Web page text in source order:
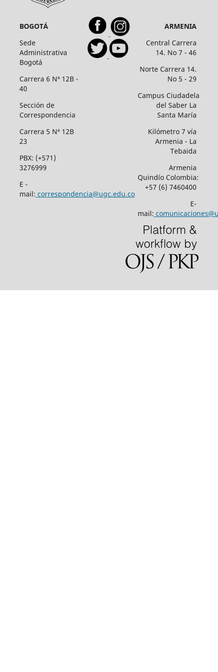
BOGOTÁ
Sede
Administrativa
Bogotá
Carrera 6 Nª 12B -
40
Sección de
Correspondencia
Carrera 5 Nª 12B
23
PBX: (+571)
3276999
E -
mail: correspondencia@ugc.edu.co
ARMENIA
Central Carrera
14. No 7 - 46
Norte Carrera 14.
No 5 - 29
Campus Ciudadela
del Saber La
Santa María
Kilómetro 7 vía
Armenia - La
Tebaida
Armenia
Quindío Colombia:
+57 (6) 7460400
E-
mail: